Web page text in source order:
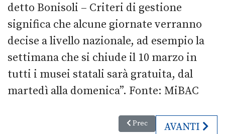
detto Bonisoli – Criteri di gestione
significa che alcune giornate verranno
decise a livello nazionale, ad esempio la
settimana che si chiude il 10 marzo in
tutti i musei statali sarà gratuita, dal
martedì alla domenica”. Fonte: MiBAC
Articolo precedente:
Prec ARTICOLO
AVANTI